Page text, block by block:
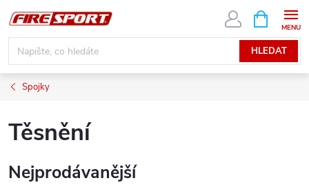
na
obsah
HLEDAT
NÁKUPNÍ
KOŠÍK
Spojky
Těsnění
Nejprodávanější